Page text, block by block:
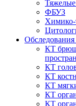
ФБУЗ
Химико-
Обследования
КТ
КТ
КТ
КТ
КТ
КТ